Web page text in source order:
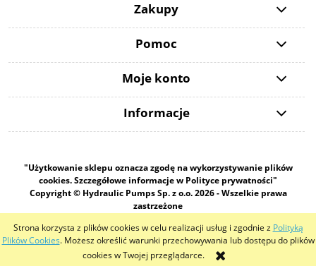
Strona korzysta z plików cookies w celu realizacji usług i zgodnie z Polityką
Plików Cookies. Możesz określić warunki przechowywania lub dostępu do plików
cookies w Twojej przeglądarce.
Zakupy
Pomoc
Moje konto
Informacje
"Użytkowanie sklepu oznacza zgodę na wykorzystywanie plików
cookies. Szczegółowe informacje w Polityce prywatności"
Copyright © Hydraulic Pumps Sp. z o.o. 2026 - Wszelkie prawa
zastrzeżone
pokaż pełną wersję strony
Sklep internetowy Shoper.pl